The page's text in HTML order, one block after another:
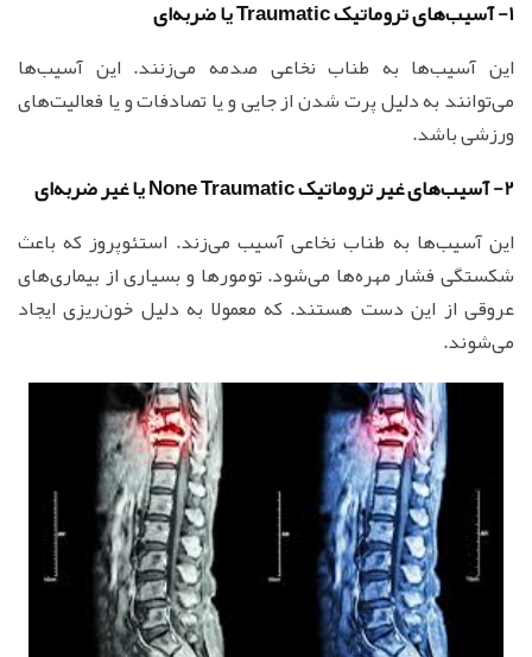
1- آسیب‌های تروماتیک Traumatic یا ضربه‌ای
این آسیب‌ها به طناب نخاعی صدمه می‌زنند. این آسیب‌ها
می‌توانند به دلیل پرت شدن از جایی و یا تصادفات و یا فعالیت‌های
ورزشی باشد.
2- آسیب‌های غیر تروماتیک None Traumatic یا غیر ضربه‌ای
این آسیب‌ها به طناب نخاعی آسیب می‌زند. استئوپروز که باعث
شکستگی فشار مهره‌ها می‌شود. تومورها و بسیاری از بیماری‌های
عروقی از این دست هستند. که معمولا به دلیل خون‌ریزی ایجاد
می‌شوند.